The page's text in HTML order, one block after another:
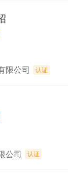
限公司 认证
公司 认证